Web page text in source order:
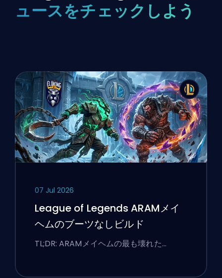
ュースをチェックしよう
07 Jul 2026
League of Legends ARAMメイ
ヘムのブーツなしビルド
TL;DR: ARAMメイヘムの最も壊れた…